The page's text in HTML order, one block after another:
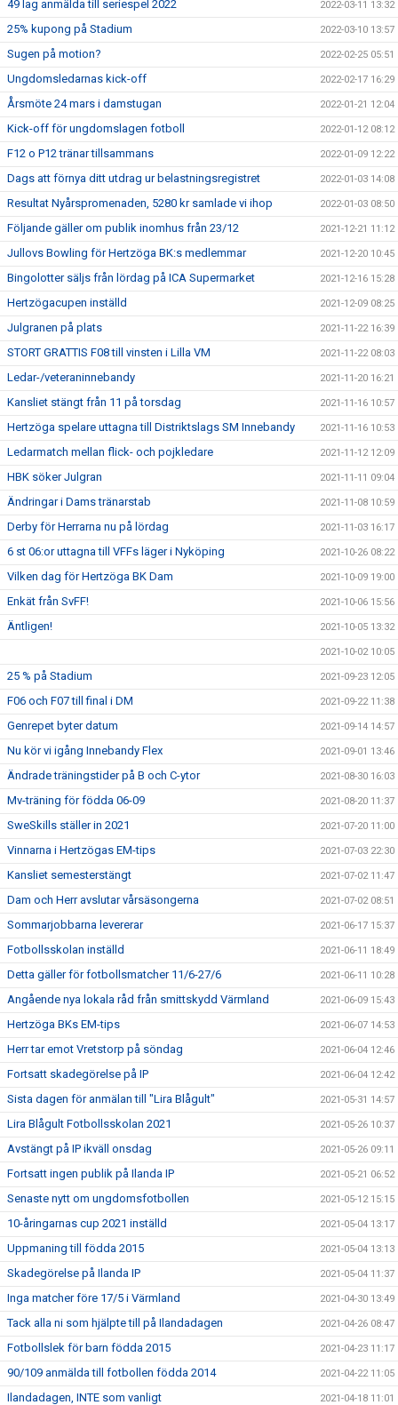
49 lag anmälda till seriespel 2022 2022-03-11 13:32
25% kupong på Stadium 2022-03-10 13:57
Sugen på motion? 2022-02-25 05:51
Ungdomsledarnas kick-off 2022-02-17 16:29
Årsmöte 24 mars i damstugan 2022-01-21 12:04
Kick-off för ungdomslagen fotboll 2022-01-12 08:12
F12 o P12 tränar tillsammans 2022-01-09 12:22
Dags att förnya ditt utdrag ur belastningsregistret 2022-01-03 14:08
Resultat Nyårspromenaden, 5280 kr samlade vi ihop 2022-01-03 08:50
Följande gäller om publik inomhus från 23/12 2021-12-21 11:12
Jullovs Bowling för Hertzöga BK:s medlemmar 2021-12-20 10:45
Bingolotter säljs från lördag på ICA Supermarket 2021-12-16 15:28
Hertzögacupen inställd 2021-12-09 08:25
Julgranen på plats 2021-11-22 16:39
STORT GRATTIS F08 till vinsten i Lilla VM 2021-11-22 08:03
Ledar-/veteraninnebandy 2021-11-20 16:21
Kansliet stängt från 11 på torsdag 2021-11-16 10:57
Hertzöga spelare uttagna till Distriktslags SM Innebandy 2021-11-16 10:53
Ledarmatch mellan flick- och pojkledare 2021-11-12 12:09
HBK söker Julgran 2021-11-11 09:04
Ändringar i Dams tränarstab 2021-11-08 10:59
Derby för Herrarna nu på lördag 2021-11-03 16:17
6 st 06:or uttagna till VFFs läger i Nyköping 2021-10-26 08:22
Vilken dag för Hertzöga BK Dam 2021-10-09 19:00
Enkät från SvFF! 2021-10-06 15:56
Äntligen! 2021-10-05 13:32
2021-10-02 10:05
25 % på Stadium 2021-09-23 12:05
F06 och F07 till final i DM 2021-09-22 11:38
Genrepet byter datum 2021-09-14 14:57
Nu kör vi igång Innebandy Flex 2021-09-01 13:46
Ändrade träningstider på B och C-ytor 2021-08-30 16:03
Mv-träning för födda 06-09 2021-08-20 11:37
SweSkills ställer in 2021 2021-07-20 11:00
Vinnarna i Hertzögas EM-tips 2021-07-03 22:30
Kansliet semesterstängt 2021-07-02 11:47
Dam och Herr avslutar vårsäsongerna 2021-07-02 08:51
Sommarjobbarna levererar 2021-06-17 15:37
Fotbollsskolan inställd 2021-06-11 18:49
Detta gäller för fotbollsmatcher 11/6-27/6 2021-06-11 10:28
Angående nya lokala råd från smittskydd Värmland 2021-06-09 15:43
Hertzöga BKs EM-tips 2021-06-07 14:53
Herr tar emot Vretstorp på söndag 2021-06-04 12:46
Fortsatt skadegörelse på IP 2021-06-04 12:42
Sista dagen för anmälan till "Lira Blågult" 2021-05-31 14:57
Lira Blågult Fotbollsskolan 2021 2021-05-26 10:37
Avstängt på IP ikväll onsdag 2021-05-26 09:11
Fortsatt ingen publik på Ilanda IP 2021-05-21 06:52
Senaste nytt om ungdomsfotbollen 2021-05-12 15:15
10-åringarnas cup 2021 inställd 2021-05-04 13:17
Uppmaning till födda 2015 2021-05-04 13:13
Skadegörelse på Ilanda IP 2021-05-04 11:37
Inga matcher före 17/5 i Värmland 2021-04-30 13:49
Tack alla ni som hjälpte till på Ilandadagen 2021-04-26 08:47
Fotbollslek för barn födda 2015 2021-04-23 11:17
90/109 anmälda till fotbollen födda 2014 2021-04-22 11:05
Ilandadagen, INTE som vanligt 2021-04-18 11:01